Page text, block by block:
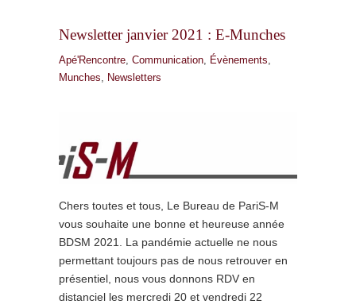
Newsletter janvier 2021 : E-Munches
Apé'Rencontre, Communication, Évènements,
Munches, Newsletters
Chers toutes et tous, Le Bureau de PariS-M
vous souhaite une bonne et heureuse année
BDSM 2021. La pandémie actuelle ne nous
permettant toujours pas de nous retrouver en
présentiel, nous vous donnons RDV en
distanciel les mercredi 20 et vendredi 22